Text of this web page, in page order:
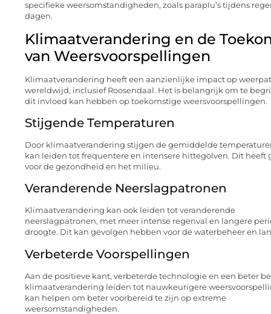
specifieke weersomstandigheden, zoals paraplu’s tijdens
dagen.
Klimaatverandering en de
van Weersvoorspellingen
Klimaatverandering heeft een aanzienlijke impact op
wereldwijd, inclusief Roosendaal. Het is belangrijk om te
dit invloed kan hebben op toekomstige weersvoorspellingen.
Stijgende Temperaturen
Door klimaatverandering stijgen de gemiddelde
kan leiden tot frequentere en intensere hittegolven. Dit heeft
voor de gezondheid en het milieu.
Veranderende Neerslagpatronen
Klimaatverandering kan ook leiden tot veranderende
neerslagpatronen, met meer intense regenval en langere
droogte. Dit kan gevolgen hebben voor de waterbeheer en
Verbeterde Voorspellingen
Aan de positieve kant, verbeterde technologie en een beter
klimaatverandering leiden tot nauwkeurigere
kan helpen om beter voorbereid te zijn op extreme
weersomstandigheden.